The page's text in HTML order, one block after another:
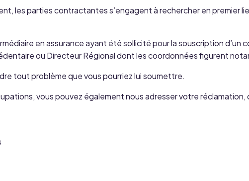
les parties contractantes s’engagent à rechercher en premier
en assurance ayant été sollicité pour la souscription d’un
ou Directeur Régional dont les coordonnées figurent
tout problème que vous pourriez lui soumettre.
vous pouvez également nous adresser votre